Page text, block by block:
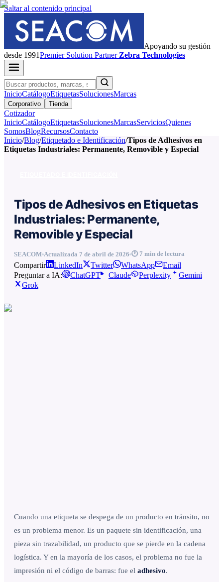
Saltar al contenido principal
Apoyando su gestión
desde 1991PremierSolution Partner Zebra Technologies
InicioCatálogoEtiquetasSolucionesMarcas
Corporativo Tienda
Cotizador
InicioCatálogoEtiquetasSolucionesMarcasServiciosQuienes
SomosBlogRecursosContacto
Inicio/Blog/Etiquetado e Identificación/Tipos de Adhesivos en
Etiquetas Industriales: Permanente, Removible y Especial
Tipos de Adhesivos en Etiquetas
Industriales: Permanente,
Removible y Especial
SEACOM Actualizada 7 de abril de 2026 🕐 7 min de lectura
Compartir LinkedIn Twitter WhatsApp
Email
Preguntar a IA:
ChatGPT Claude Perplexity
Gemini
Grok
Cuando una etiqueta se despega de un producto en tránsito, no
es un problema menor. Es un paquete sin identificación, una
pieza sin trazabilidad, un producto que se pierde en la cadena
logística. Y en la mayoría de los casos, el problema no fue la
impresión ni el código de barras: fue el adhesivo.